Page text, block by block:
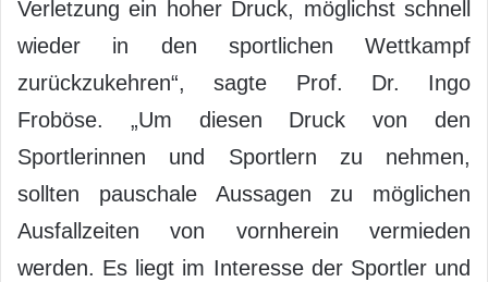
Verletzung ein hoher Druck, möglichst schnell
wieder in den sportlichen Wettkampf
zurückzukehren“, sagte Prof. Dr. Ingo
Froböse. „Um diesen Druck von den
Sportlerinnen und Sportlern zu nehmen,
sollten pauschale Aussagen zu möglichen
Ausfallzeiten von vornherein vermieden
werden. Es liegt im Interesse der Sportler und